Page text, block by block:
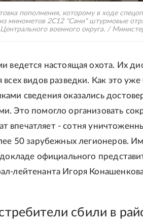
пополнения, которому в ходе
минометов 2С12 "Сани" штурмовые
Центрального военного округа. /
ведется настоящая охота. Их
видов разведки. Как это уже
сведения оказались
Это помогло организовать
впечатляет - сотня
50 зарубежных легионеров.
официального
лейтенанта Игоря
сбили в